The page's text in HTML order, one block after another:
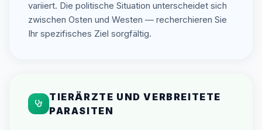
variiert. Die politische Situation unterscheidet sich
zwischen Osten und Westen — recherchieren Sie
Ihr spezifisches Ziel sorgfältig.
TIERÄRZTE UND VERBREITETE
PARASITEN